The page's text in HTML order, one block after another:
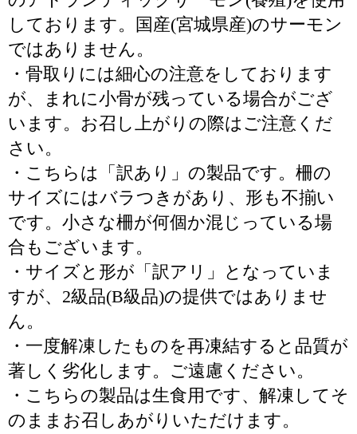
しております。国産(宮城県産)のサーモン
ではありません。
・骨取りには細心の注意をしております
が、まれに小骨が残っている場合がござ
います。お召し上がりの際はご注意くだ
さい。
・こちらは「訳あり」の製品です。柵の
サイズにはバラつきがあり、形も不揃い
です。小さな柵が何個か混じっている場
合もございます。
・サイズと形が「訳アリ」となっていま
すが、2級品(B級品)の提供ではありませ
ん。
・一度解凍したものを再凍結すると品質が
著しく劣化します。ご遠慮ください。
・こちらの製品は生食用です、解凍してそ
のままお召しあがりいただけます。